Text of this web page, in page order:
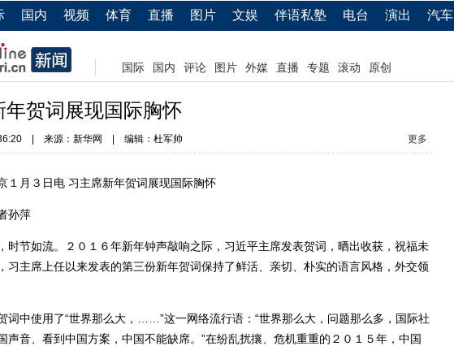
国内 视频 体育 直播 图片 文娱 伴语私塾 电台 演出 汽车
国际 国内 评论 图片 外媒 直播 专题 滚动 原创
年贺词展现国际胸怀
来源：新华网 编辑：杜军帅 更多
月３日电 习主席新年贺词展现国际胸怀
孙萍
节如流。２０１６年新年钟声敲响之际，习近平主席发表贺词，晒出收获，祝福未
习主席上任以来发表的第三份新年贺词保持了鲜活、亲切、朴实的语言风格，外交领
中使用了“世界那么大，……”这一网络流行语：“世界那么大，问题那么多，国际社
声音、看到中国方案，中国不能缺席。”在纷乱扰攘、危机重重的２０１５年，中国